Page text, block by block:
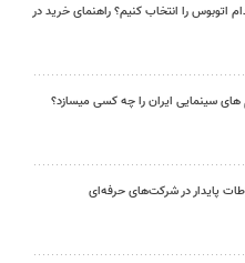
اتوبوس را انتخاب کنیم؟ راهنمای خرید در
سینمایی ایران را چه کسی میسازد؟
پایدار در شرکت‌های حرفه‌ای